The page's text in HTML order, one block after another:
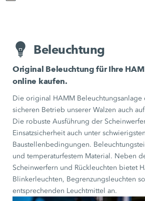
Beleuchtung
Original Beleuchtung für Ihre
online kaufen.
Die original HAMM
sicheren Betrieb unserer Walzen auch
Die robuste Ausführung der
Einsatzsicherheit auch unter schwierigsten
Baustellenbedingungen.
und temperaturfestem Material. Neben
Scheinwerfern und Rückleuchten bietet
Blinkerleuchten, Begrenzungsleuchten
entsprechenden Leuchtmittel an.